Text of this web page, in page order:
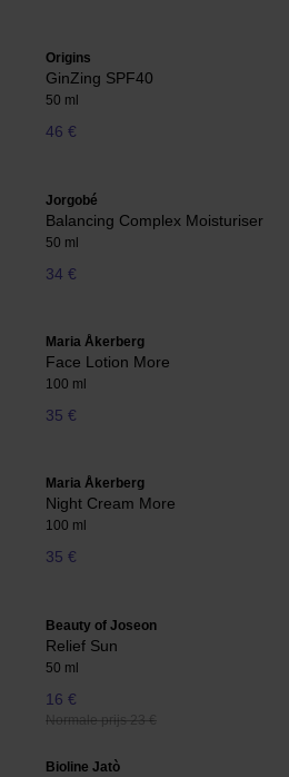
Origins
GinZing SPF40
50 ml
46 €
Jorgobé
Balancing Complex Moisturiser
50 ml
34 €
Maria Åkerberg
Face Lotion More
100 ml
35 €
Maria Åkerberg
Night Cream More
100 ml
35 €
Beauty of Joseon
Relief Sun
50 ml
16 €
Normale prijs 23 €
Bioline Jatò